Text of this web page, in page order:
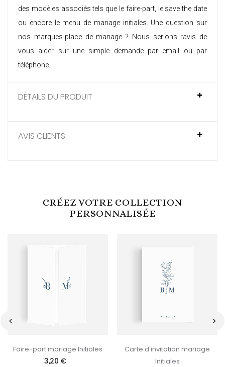
des modèles associés tels que le faire-part, le save the date
ou encore le menu de mariage initiales . Une question sur
nos marques-place de mariage ? Nous serions ravis de
vous aider sur une simple demande par email ou par
téléphone.
DÉTAILS DU PRODUIT
AVIS CLIENTS
CRÉEZ VOTRE COLLECTION
PERSONNALISÉE
Faire-part mariage Initiales
3,20 €
Carte d'invitation mariage
Initiales